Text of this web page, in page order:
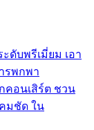
ะดับพรีเมี่ยม เอา
รพกพา
คอนเสิร์ต ชวน
มชัด ใน